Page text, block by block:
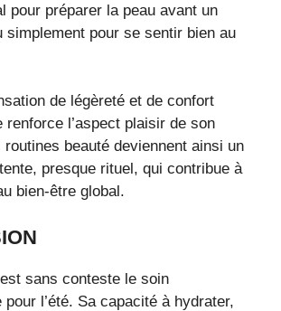
pour préparer la peau avant un
simplement pour se sentir bien au
de légèreté et de confort
renforce l’aspect plaisir de son
beauté deviennent ainsi un
presque rituel, qui contribue à
bien-être global.
est sans conteste le soin
pour l’été. Sa capacité à hydrater,